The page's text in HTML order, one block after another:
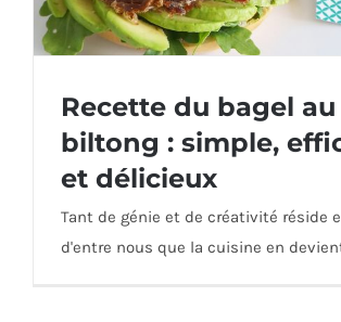
Recette du bagel au biltong :
efficace et délicieux
Recette du bagel au
biltong : simple,
et délicieux
Tant de génie et de créativité réside
d'entre nous que la cuisine en